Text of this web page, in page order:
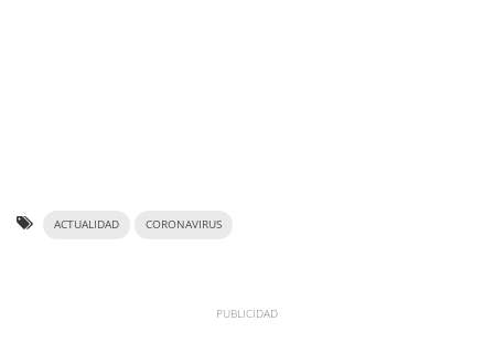
ACTUALIDAD CORONAVIRUS